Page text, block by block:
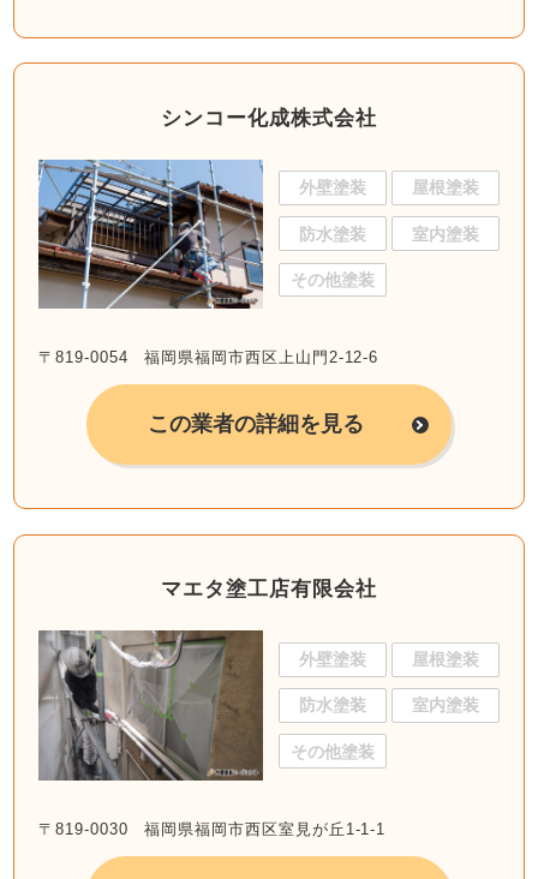
シンコー化成株式会社
外壁塗装 屋根塗装
防水塗装 室内塗装
その他塗装
〒819-0054 福岡県福岡市西区上山門2-12-6
この業者の詳細を見る
マエタ塗工店有限会社
外壁塗装 屋根塗装
防水塗装 室内塗装
その他塗装
〒819-0030 福岡県福岡市西区室見が丘1-1-1